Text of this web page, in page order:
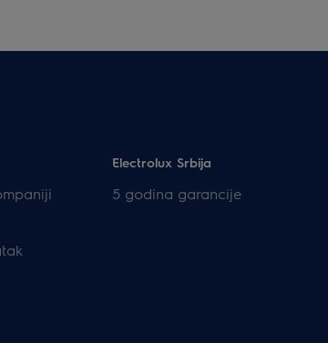
Electrolux Srbija
5 godina garancije